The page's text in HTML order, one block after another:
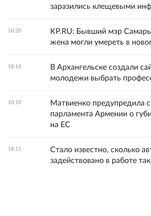
заразились клещевыми
18:20
KP.RU: Бывший мэр
жена могли умереть в
18:18
В Архангельске создали
молодежи выбрать
18:18
Матвиенко предупредила
парламента Армении о
на ЕС
18:15
Стало известно, сколько
задействовано в работе